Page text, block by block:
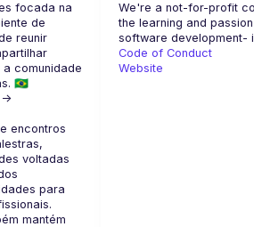
focada na
de
reunir
comunidade
>
encontros
voltadas
para
mantém
We're a not-for-profit
the learning and
Code of Conduct
Website